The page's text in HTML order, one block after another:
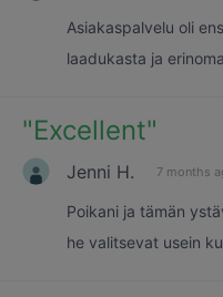
Asiakaspalvelu oli
laadukasta ja
"Excellent"
Jenni H. 7 months
Poikani ja tämän
he valitsevat usein